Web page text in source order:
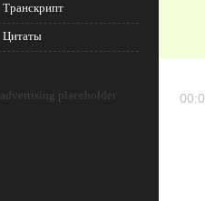
Транскрипт
Цитаты
advertising placeholder